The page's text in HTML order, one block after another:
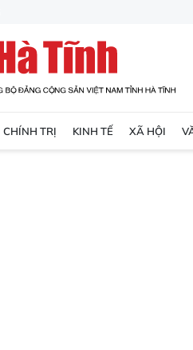
CHÍNH TRỊ KINH TẾ XÃ HỘI